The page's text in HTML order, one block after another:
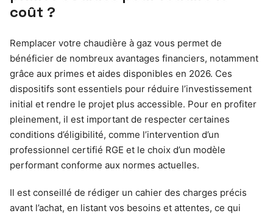
coût ?
Remplacer votre chaudière à gaz vous permet de
bénéficier de nombreux avantages financiers, notamment
grâce aux primes et aides disponibles en 2026. Ces
dispositifs sont essentiels pour réduire l’investissement
initial et rendre le projet plus accessible. Pour en profiter
pleinement, il est important de respecter certaines
conditions d’éligibilité, comme l’intervention d’un
professionnel certifié RGE et le choix d’un modèle
performant conforme aux normes actuelles.
Il est conseillé de rédiger un cahier des charges précis
avant l’achat, en listant vos besoins et attentes, ce qui